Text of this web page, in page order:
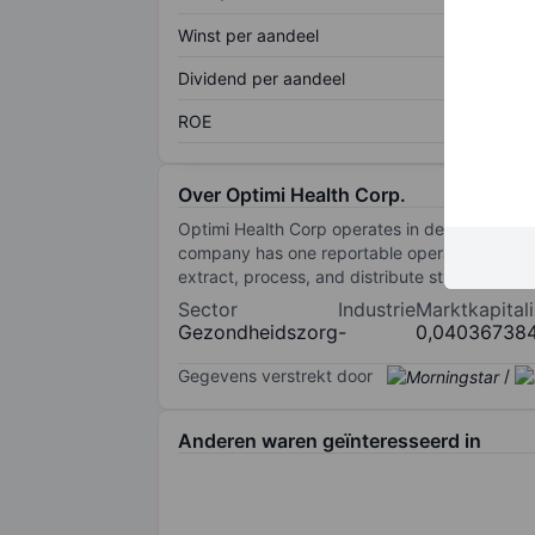
Winst per aandeel
Dividend per aandeel
ROE
Over Optimi Health Corp.
Optimi Health Corp operates in developing
company has one reportable operating
extract, process, and distribute strains of
Sector
Gezondheidszorg
Industrie
-
Gegevens verstrekt door /
Anderen waren geïnteresseerd in